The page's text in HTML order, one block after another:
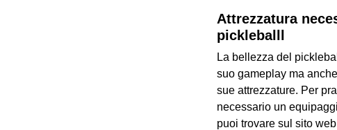
Attrezzatura
pickleballl
La bellezza del
suo gameplay ma
sue attrezzature. Per
necessario un
puoi trovare sul sito